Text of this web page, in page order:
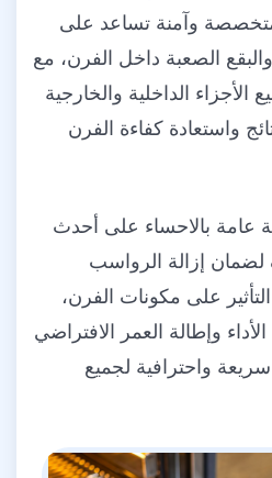
وآمنة تساعد على
الصعبة داخل الفرن، مع
الداخلية والخارجية
واستعادة كفاءة الفرن
عامة بالاحساء على أحدث
إزالة الرواسب
على مكونات الفرن،
وإطالة العمر الافتراضي
واحترافية لجميع